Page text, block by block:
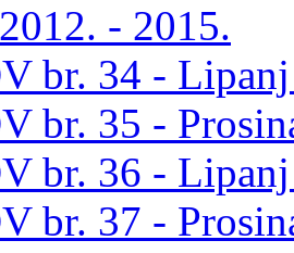
- 2015.
br. 34 -
br. 35 -
br. 36 -
br. 37 -